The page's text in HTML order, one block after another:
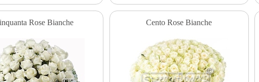
Rose Bianche Cento Rose Bianche